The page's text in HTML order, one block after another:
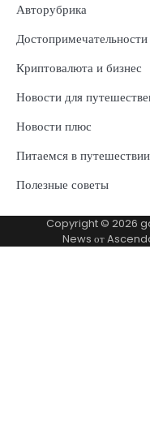
Авторубрика
Достопримечательности
Криптовалюта и бизнес
Новости для
Новости плюс
Питаемся в путешествии
Полезные советы
Copyright © 2026
News от